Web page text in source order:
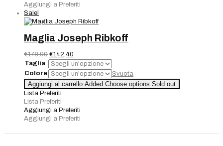
Aggiungi a Preferiti
Sale!
Maglia Joseph Ribkoff
€178,00 Il
prezzo
originale
era:
€178,00.
€142,40
prezzo
attuale
è:
€142,40.
Taglia
Colore
Svuota
Maglia
Joseph
Ribkoff
quantità
Aggiungi al carrello Added Choose options Sold out
Lista Preferiti
Lista Preferiti
Aggiungi a Preferiti
Aggiungi a Preferiti